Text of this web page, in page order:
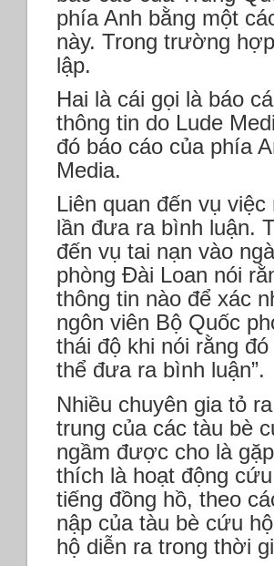
phía Anh bằng một
này. Trong trường
lập.
Hai là cái gọi là báo
thông tin do Lude
đó báo cáo của phía
Media.
Liên quan đến vụ
lần đưa ra bình luận.
đến vụ tai nạn vào
phòng Đài Loan nói
thông tin nào để xác
ngôn viên Bộ Quốc
thái độ khi nói rằng đó
thể đưa ra bình luận”.
Nhiều chuyên gia tỏ
trung của các tàu bè
ngầm được cho là
thích là hoạt động
tiếng đồng hồ, theo
nập của tàu bè cứu
hộ diễn ra trong thời